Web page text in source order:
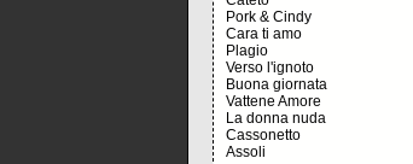
Pork & Cindy
Cara ti amo
Plagio
Verso l'ignoto
Buona giornata
Vattene Amore
La donna nuda
Cassonetto
Assoli